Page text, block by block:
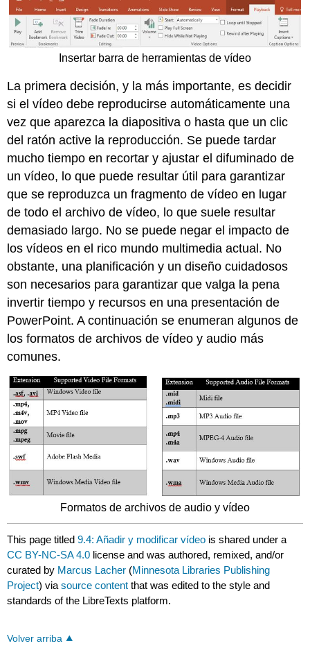
Insertar barra de herramientas de vídeo
La primera decisión, y la más importante, es decidir
si el vídeo debe reproducirse automáticamente una
vez que aparezca la diapositiva o hasta que un clic
del ratón active la reproducción. Se puede tardar
mucho tiempo en recortar y ajustar el difuminado de
un vídeo, lo que puede resultar útil para garantizar
que se reproduzca un fragmento de vídeo en lugar
de todo el archivo de vídeo, lo que suele resultar
demasiado largo. No se puede negar el impacto de
los vídeos en el rico mundo multimedia actual. No
obstante, una planificación y un diseño cuidadosos
son necesarios para garantizar que valga la pena
invertir tiempo y recursos en una presentación de
PowerPoint. A continuación se enumeran algunos de
los formatos de archivos de vídeo y audio más
comunes.
Formatos de archivos de audio y vídeo
This page titled9.4: Añadir y modificar vídeo is shared under a
CC BY-NC-SA 4.0 license and was authored, remixed, and/or
curated by Marcus Lacher (Minnesota Libraries Publishing
Project) viasource content that was edited to the style and
standards of the LibreTexts platform.
Volver arriba